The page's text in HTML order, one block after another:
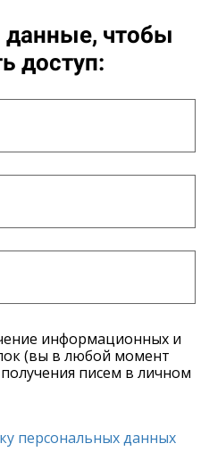
чтобы
доступ:
информационных и
(вы в любой момент
писем в личном
персональных данных